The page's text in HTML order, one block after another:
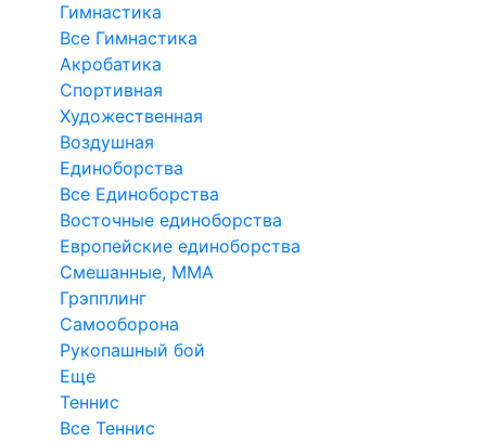
Гимнастика
Все Гимнастика
Акробатика
Спортивная
Художественная
Воздушная
Единоборства
Все Единоборства
Восточные единоборства
Европейские единоборства
Смешанные, ММА
Грэпплинг
Самооборона
Рукопашный бой
Еще
Теннис
Все Теннис